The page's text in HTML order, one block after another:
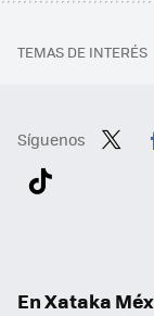
TEMAS DE INTERÉS
Síguenos
En Xataka